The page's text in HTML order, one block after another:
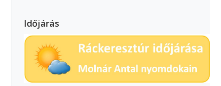
Időjárás